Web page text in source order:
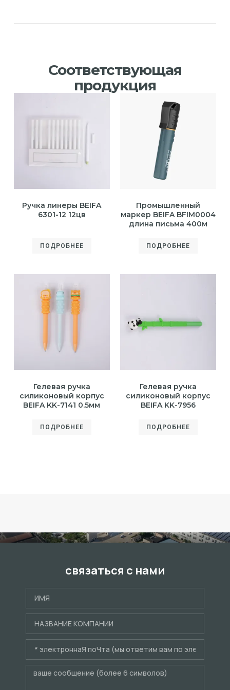
Соответствующая
продукция
Ручка линеры BEIFA
6301-12 12цв
ПОДРОБНЕЕ
Промышленный
маркер BEIFA BFIM0004
длина письма 400м
ПОДРОБНЕЕ
Гелевая ручка
силиконовый корпус
BEIFA KK-7141 0.5мм
ПОДРОБНЕЕ
Гелевая ручка
силиконовый корпус
BEIFA KK-7956
ПОДРОБНЕЕ
связаться с нами